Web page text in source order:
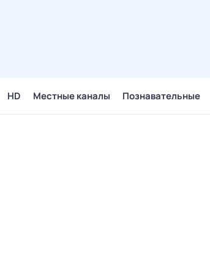
HD Местные каналы Познавательные